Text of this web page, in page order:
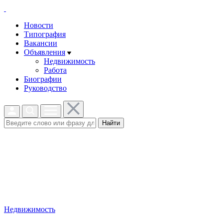
Новости
Типография
Вакансии
Объявления
Недвижимость
Работа
Биографии
Руководство
Найти
Недвижимость